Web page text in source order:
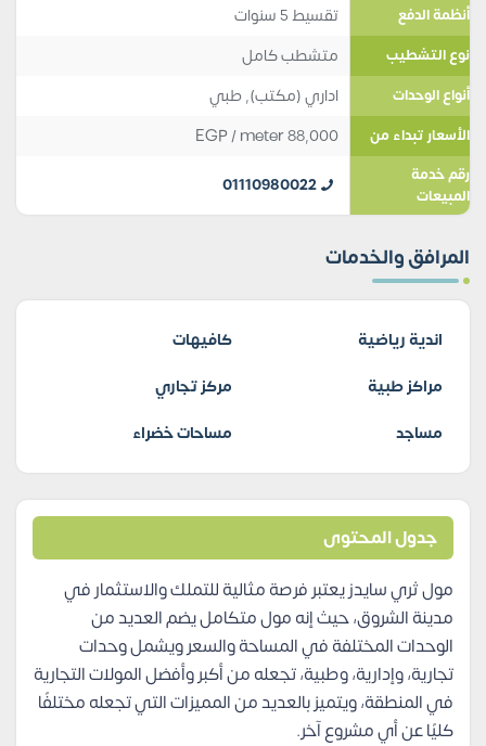
أنظمة الدفع تقسيط 5 سنوات
نوع التشطيب متشطب كامل
أنواع الوحدات اداري (مكتب),طبي
الأسعار تبداء من 88,000
EGP/ meter
رقم خدمة
المبيعات
01110980022
المرافق والخدمات
اندية رياضية
كافيهات
مراكز طبية
مركز تجاري
مساجد
مساحات خضراء
جدول المحتوى
مول ثري سايدز يعتبر فرصة مثالية للتملك والاستثمار في
مدينة الشروق، حيث إنه مول متكامل يضم العديد من
الوحدات المختلفة في المساحة والسعر ويشمل وحدات
تجارية، وإدارية، وطبية، تجعله من أكبر وأفضل المولات التجارية
في المنطقة، ويتميز بالعديد من المميزات التي تجعله مختلفًا
كليًا عن أي مشروع آخر.